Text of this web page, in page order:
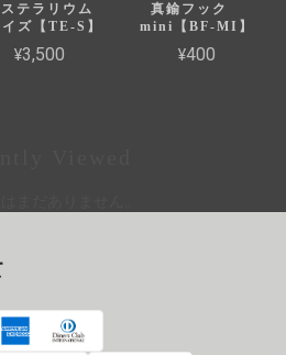
ステラリウム
ズ【TE-S】
¥3,500
真鍮フック
mini【BF-MI】
¥400